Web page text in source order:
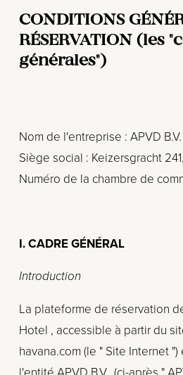
CONDITIONS
RÉSERVATION (les
générales")
Nom de l'entreprise : APVD B.V.
Siège social : Keizersgracht
Numéro de la chambre de
I. CADRE GÉNÉRAL
Introduction
La plateforme de réservation
Hotel , accessible à partir du
havana.com (le " Site Internet
l'entité APVD B.V., (ci-après "